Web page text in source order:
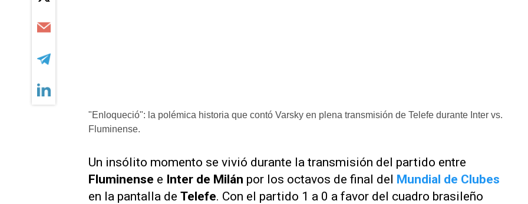
"Enloqueció": la polémica historia que contó Varsky en plena transmisión de Telefe durante Inter vs.
Fluminense.
Un insólito momento se vivió durante la transmisión del partido entre
Fluminense e Inter de Milán por los octavos de final del Mundial de Clubes
en la pantalla de Telefe. Con el partido 1 a 0 a favor del cuadro brasileño